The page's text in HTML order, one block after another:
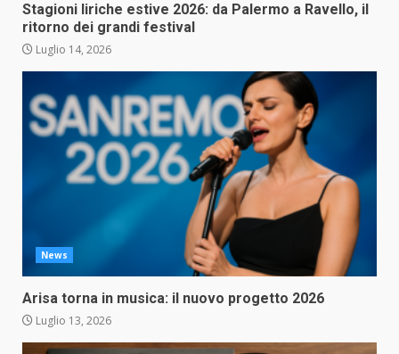
Stagioni liriche estive 2026: da Palermo a Ravello, il
ritorno dei grandi festival
Luglio 14, 2026
News
Arisa torna in musica: il nuovo progetto 2026
Luglio 13, 2026